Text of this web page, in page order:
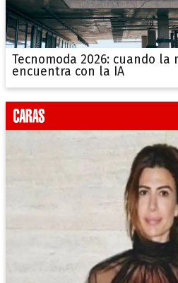
Tecnomoda 2026: cuando la
encuentra con la IA